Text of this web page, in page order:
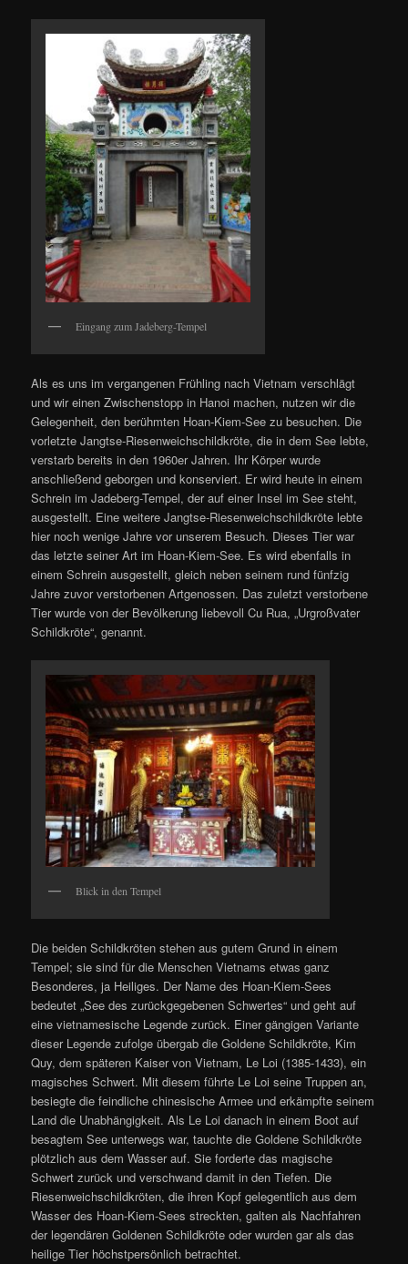
Eingang zum Jadeberg-Tempel
Als es uns im vergangenen Frühling nach Vietnam verschlägt
und wir einen Zwischenstopp in Hanoi machen, nutzen wir die
Gelegenheit, den berühmten Hoan-Kiem-See zu besuchen. Die
vorletzte Jangtse-Riesenweichschildkröte, die in dem See lebte,
verstarb bereits in den 1960er Jahren. Ihr Körper wurde
anschließend geborgen und konserviert. Er wird heute in einem
Schrein im Jadeberg-Tempel, der auf einer Insel im See steht,
ausgestellt. Eine weitere Jangtse-Riesenweichschildkröte lebte
hier noch wenige Jahre vor unserem Besuch. Dieses Tier war
das letzte seiner Art im Hoan-Kiem-See. Es wird ebenfalls in
einem Schrein ausgestellt, gleich neben seinem rund fünfzig
Jahre zuvor verstorbenen Artgenossen. Das zuletzt verstorbene
Tier wurde von der Bevölkerung liebevoll Cu Rua, „Urgroßvater
Schildkröte“, genannt.
Blick in den Tempel
Die beiden Schildkröten stehen aus gutem Grund in einem
Tempel; sie sind für die Menschen Vietnams etwas ganz
Besonderes, ja Heiliges. Der Name des Hoan-Kiem-Sees
bedeutet „See des zurückgegebenen Schwertes“ und geht auf
eine vietnamesische Legende zurück. Einer gängigen Variante
dieser Legende zufolge übergab die Goldene Schildkröte, Kim
Quy, dem späteren Kaiser von Vietnam, Le Loi (1385-1433), ein
magisches Schwert. Mit diesem führte Le Loi seine Truppen an,
besiegte die feindliche chinesische Armee und erkämpfte seinem
Land die Unabhängigkeit. Als Le Loi danach in einem Boot auf
besagtem See unterwegs war, tauchte die Goldene Schildkröte
plötzlich aus dem Wasser auf. Sie forderte das magische
Schwert zurück und verschwand damit in den Tiefen. Die
Riesenweichschildkröten, die ihren Kopf gelegentlich aus dem
Wasser des Hoan-Kiem-Sees streckten, galten als Nachfahren
der legendären Goldenen Schildkröte oder wurden gar als das
heilige Tier höchstpersönlich betrachtet.